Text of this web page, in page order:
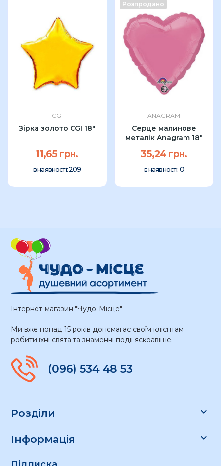
CGI
Зірка золото CGI 18"
11,65 грн.
в наявності:209
Розпродано
ANAGRAM
Серце малинове
металік Anagram 18"
35,24 грн.
в наявності: 0
Інтернет-магазин "Чудо-Місце"
Ми вже понад 15 років допомагає своїм клієнтам
робити їхні свята та знаменні події яскравіше.
(096) 534 48 53
Розділи 
Інформація 